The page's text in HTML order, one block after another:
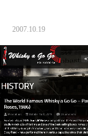
2007.10.19